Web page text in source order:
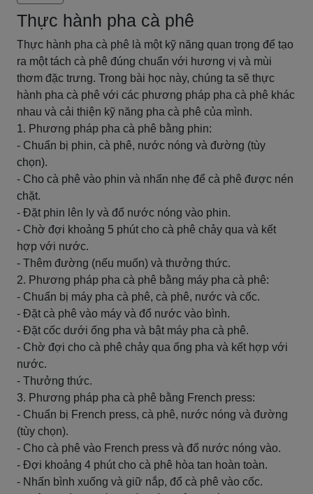
Thực hành pha cà phê
Thực hành pha cà phê là một kỹ năng quan trọng để tạo
ra một tách cà phê đúng chuẩn với hương vị và mùi
thơm đặc trưng. Trong bài học này, chúng ta sẽ thực
hành pha cà phê với các phương pháp pha cà phê khác
nhau và cải thiện kỹ năng pha cà phê của mình.
1. Phương pháp pha cà phê bằng phin:
- Chuẩn bị phin, cà phê, nước nóng và đường (tùy
chọn).
- Cho cà phê vào phin và nhấn nhẹ để cà phê được nén
chặt.
- Đặt phin lên ly và đổ nước nóng vào phin.
- Chờ đợi khoảng 5 phút cho cà phê chảy qua và kết
hợp với nước.
- Thêm đường (nếu muốn) và thưởng thức.
2. Phương pháp pha cà phê bằng máy pha cà phê:
- Chuẩn bị máy pha cà phê, cà phê, nước và cốc.
- Đặt cà phê vào máy và đổ nước vào bình.
- Đặt cốc dưới ống pha và bật máy pha cà phê.
- Chờ đợi cho cà phê chảy qua ống pha và kết hợp với
nước.
- Thưởng thức.
3. Phương pháp pha cà phê bằng French press:
- Chuẩn bị French press, cà phê, nước nóng và đường
(tùy chọn).
- Cho cà phê vào French press và đổ nước nóng vào.
- Đợi khoảng 4 phút cho cà phê hòa tan hoàn toàn.
- Nhấn bình xuống và giữ nắp, đổ cà phê vào cốc.